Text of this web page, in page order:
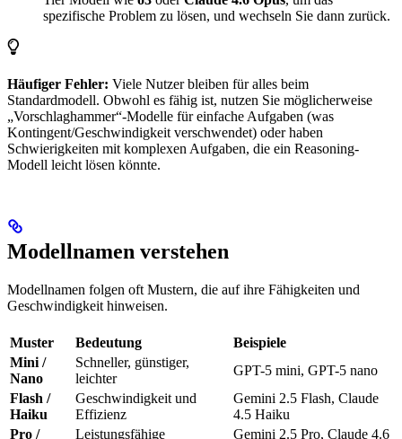
spezifische Problem zu lösen, und wechseln Sie dann zurück.
Häufiger Fehler: Viele Nutzer bleiben für alles beim
Standardmodell. Obwohl es fähig ist, nutzen Sie möglicherweise
„Vorschlaghammer“-Modelle für einfache Aufgaben (was
Kontingent/Geschwindigkeit verschwendet) oder haben
Schwierigkeiten mit komplexen Aufgaben, die ein Reasoning-
Modell leicht lösen könnte.
Modellnamen verstehen
Modellnamen folgen oft Mustern, die auf ihre Fähigkeiten und
Geschwindigkeit hinweisen.
Muster Bedeutung
Beispiele
Mini /
Nano
Schneller, günstiger,
leichter
GPT-5 mini, GPT-5 nano
Flash /
Haiku
Geschwindigkeit und
Effizienz
Gemini 2.5 Flash, Claude
4.5 Haiku
Pro /
Leistungsfähige Gemini 2.5 Pro, Claude 4.6